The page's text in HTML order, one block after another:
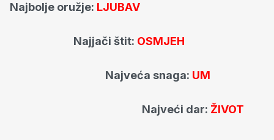
Najbolje oružje: LJUBAV
Najjači štit: OSMJEH
Najveća snaga: UM
Najveći dar: ŽIVOT